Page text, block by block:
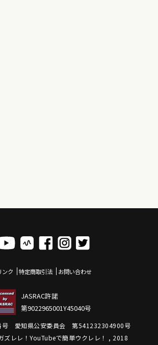
ンク 特定商取引法 お問い合わせ
JASRAC許諾
第9022965001Y45040号
号 愛知県公安委員会 第541232304900号
レレ！YouTubeで簡単ウクレレ！ , 2018